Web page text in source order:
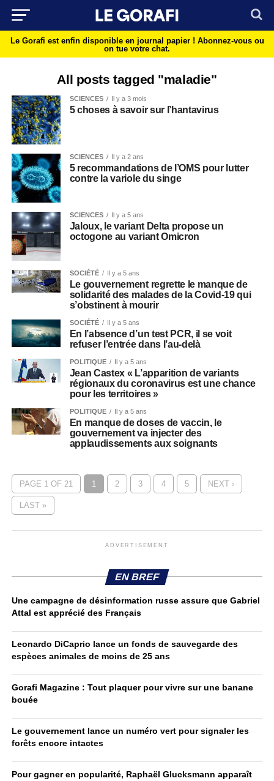
Le Gorafi est enfin disponible en journal papier ! Abonnez-vous ou
on tue votre chat.
All posts tagged "maladie"
SCIENCES Il y a 3 mois
5 choses à savoir sur l’hantavirus
SCIENCES Il y a 2 ans
5 recommandations de l’OMS pour lutter
contre la variole du singe
SCIENCES Il y a 5 ans
Jaloux, le variant Delta propose un
octogone au variant Omicron
SOCIÉTÉ Il y a 5 ans
Le gouvernement regrette le manque de
solidarité des malades de la Covid-19 qui
s’obstinent à mourir
SOCIÉTÉ Il y a 5 ans
En l’absence d’un test PCR, il se voit
refuser l’entrée dans l’au-delà
POLITIQUE Il y a 5 ans
Jean Castex « L’apparition de variants
régionaux du coronavirus est une chance
pour les territoires »
POLITIQUE Il y a 5 ans
En manque de doses de vaccin, le
gouvernement va injecter des
applaudissements aux soignants
PAGE 1 OF 21 1 2 3 4 5 NEXT ›
LAST »
ADVERTISEMENT
EN BREF
Une campagne de désinformation russe assure que Gabriel
Attal est apprécié des Français
Leonardo DiCaprio lance un fonds de sauvegarde des
espèces animales de moins de 25 ans
Gorafi Magazine : Tout plaquer pour vivre sur une banane
bouée
Le gouvernement lance un numéro vert pour signaler les
forêts encore intactes
Pour gagner en popularité, Raphaël Glucksmann apparaît